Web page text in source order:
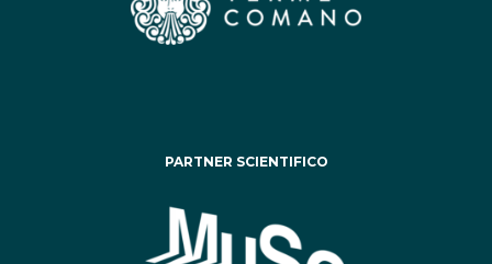
PARTNER SCIENTIFICO